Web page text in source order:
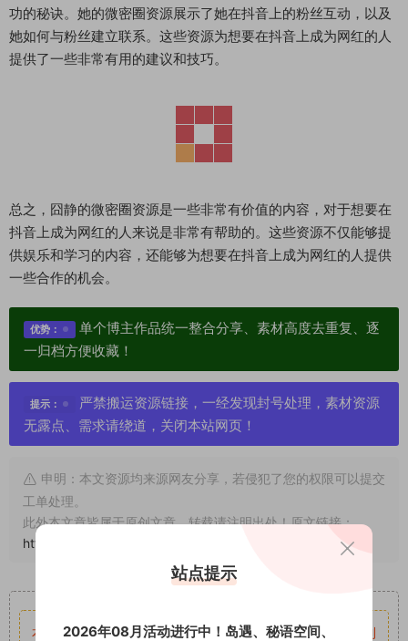
功的秘诀。她的微密圈资源展示了她在抖音上的粉丝互动，以及
她如何与粉丝建立联系。这些资源为想要在抖音上成为网红的人
提供了一些非常有用的建议和技巧。
总之，囧静的微密圈资源是一些非常有价值的内容，对于想要在
抖音上成为网红的人来说是非常有帮助的。这些资源不仅能够提
供娱乐和学习的内容，还能够为想要在抖音上成为网红的人提供
一些合作的机会。
优势：
单个博主作品统一整合分享、素材高度去重复、逐
一归档方便收藏！
提示：
严禁搬运资源链接，一经发现封号处理，素材资源
无露点、需求请绕道，关闭本站网页！
申明：本文资源均来源网友分享，若侵犯了您的权限可以提交
工单处理。
此外本文章皆属于原创文章，转载请注明出处！原文链接：
https://abcjyw.com/262.html
重要声明
本站资源均来自网络分享，如有侵犯你的权益请私信留言
收到
站点提示
2026年08月活动进行中！岛遇、秘语空间、